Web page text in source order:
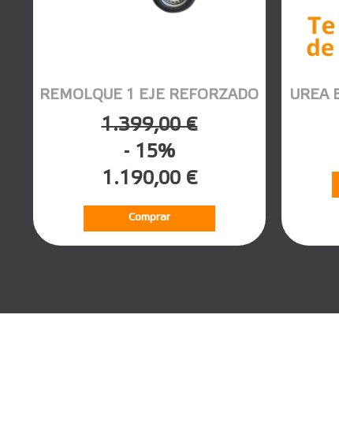
REMOLQUE 1 EJE REFORZADO
1.399,00 €
- 15%
1.190,00 €
Comprar
UREA